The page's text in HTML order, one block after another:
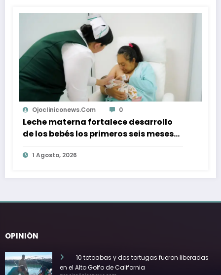
desarrollo
seis meses
Ojocliniconews.com
Rescatan a mujer que
barranco sobre la
Bufadora en Ensenada
OPINIÓN
10 totoabas y dos tortugas fueron liberadas
en el Alto Golfo de California